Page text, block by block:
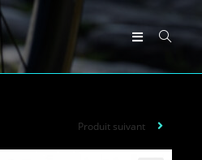
Produit suivant